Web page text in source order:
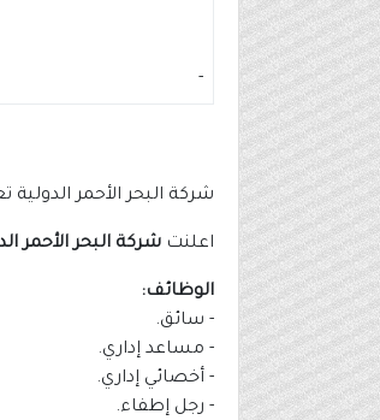
-
شركة البحر الأحمر الدولية تعلن أكثر من 80 وظيفة
اعلنت شركة البحر الأحمر
الوظائف:
- سائق.
- مساعد إداري.
- أخصائي إداري.
- رجل إطفاء.